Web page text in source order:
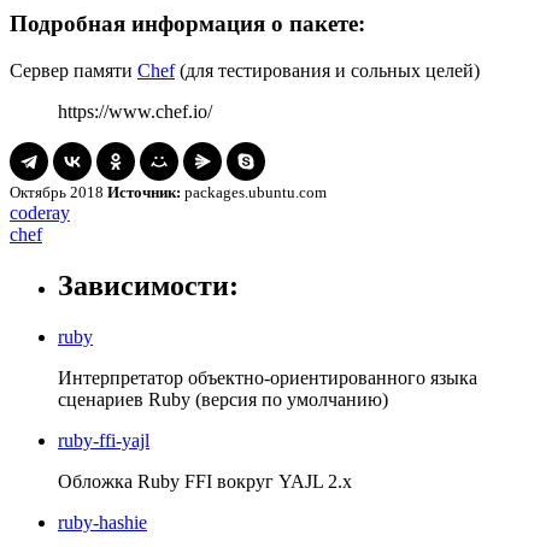
Подробная информация о пакете:
Сервер памяти Chef(для тестирования и сольных целей)
https://www.chef.io/
Октябрь 2018 Источник: packages.ubuntu.com
Навигация
по
записям
coderay
coderay
chef
chef
Зависимости:
ruby
Интерпретатор объектно-ориентированного языка
сценариев Ruby (версия по умолчанию)
ruby-ffi-yajl
Обложка Ruby FFI вокруг YAJL 2.x
ruby-hashie